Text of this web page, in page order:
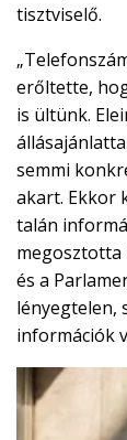
tisztviselő.
erőltette,
is ültünk.
semmi
akart. Ekkor
talán
megosztotta
és a
lényegtelen,
információk